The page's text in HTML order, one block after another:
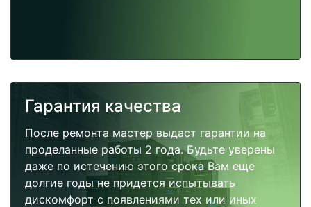
Гарантия качества
После ремонта мастер выдаст гарантии на
проделанные работы 2 года. Будьте уверены
даже по истечению этого срока Вам еще
долгие годы не придется испытывать
дискомфорт с появлениями тех или иных